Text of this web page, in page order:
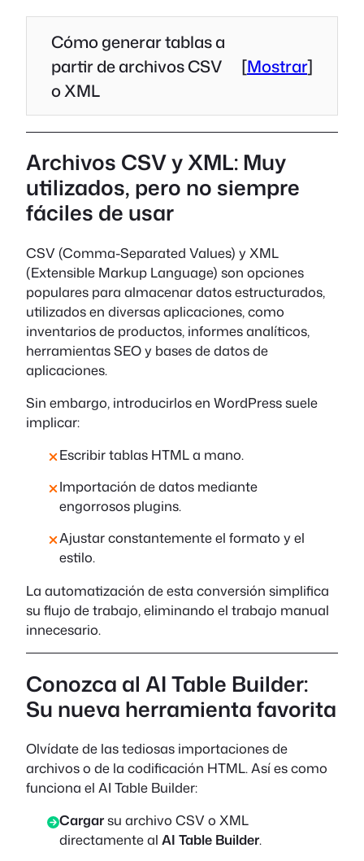
Cómo generar tablas a
partir de archivos CSV
o XML
[Mostrar]
Archivos CSV y XML: Muy
utilizados, pero no siempre
fáciles de usar
CSV (Comma-Separated Values) y XML
(Extensible Markup Language) son opciones
populares para almacenar datos estructurados,
utilizados en diversas aplicaciones, como
inventarios de productos, informes analíticos,
herramientas SEO y bases de datos de
aplicaciones.
Sin embargo, introducirlos en WordPress suele
implicar:
Escribir tablas HTML a mano.
Importación de datos mediante
engorrosos plugins.
Ajustar constantemente el formato y el
estilo.
La automatización de esta conversión simplifica
su flujo de trabajo, eliminando el trabajo manual
innecesario.
Conozca al AI Table Builder:
Su nueva herramienta favorita
Olvídate de las tediosas importaciones de
archivos o de la codificación HTML. Así es como
funciona el AI Table Builder:
Cargarsu archivo CSV o XML
directamente al AI Table Builder.